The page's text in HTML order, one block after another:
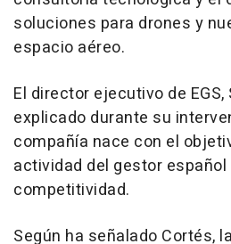
soluciones para drones y
espacio aéreo.
El director ejecutivo de
explicado durante su
compañía nace con el
actividad del gestor
competitividad.
Según ha señalado Cortés,